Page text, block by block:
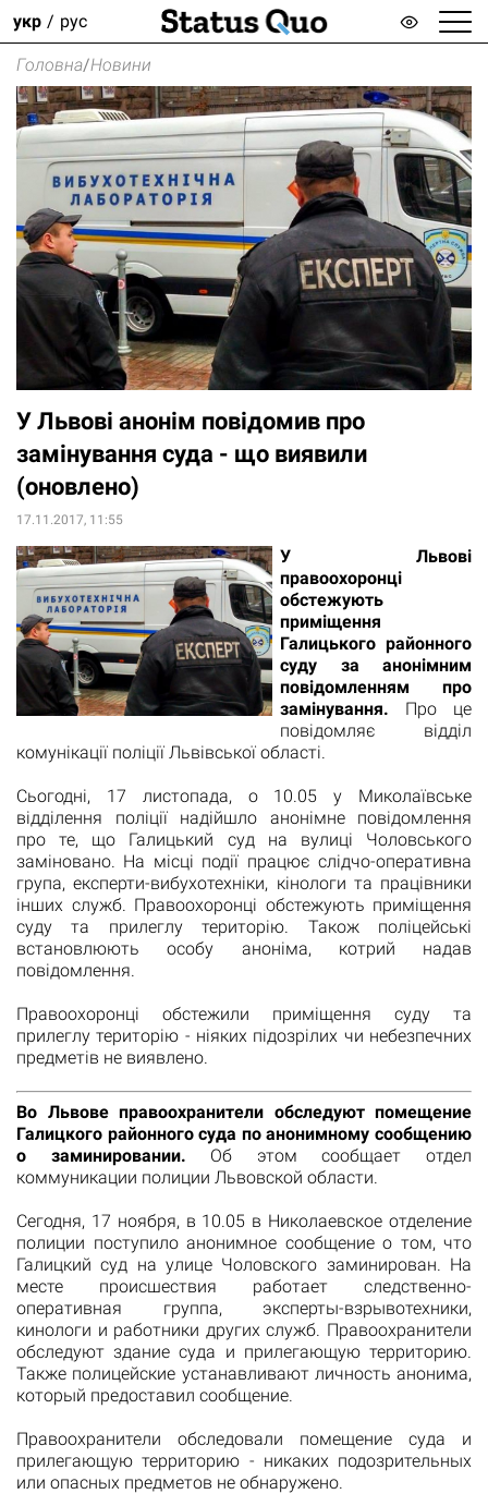
укр рус
Головна/Новини
У Львові анонім повідомив про
замінування суда - що виявили
(оновлено)
17.11.2017, 11:55
У Львові
правоохоронці
обстежують
приміщення
Галицького районного
суду за анонімним
повідомленням про
замінування. Про це
повідомляє відділ
комунікації поліції Львівської області.
Сьогодні, 17 листопада, о 10.05 у Миколаївське
відділення поліції надійшло анонімне повідомлення
про те, що Галицький суд на вулиці Чоловського
заміновано. На місці події працює слідчо-оперативна
група, експерти-вибухотехніки, кінологи та працівники
інших служб. Правоохоронці обстежують приміщення
суду та прилеглу територію. Також поліцейські
встановлюють особу аноніма, котрий надав
повідомлення.
Правоохоронці обстежили приміщення суду та
прилеглу територію - ніяких підозрілих чи небезпечних
предметів не виявлено.
Во Львове правоохранители обследуют помещение
Галицкого районного суда по анонимному сообщению
о заминировании. Об этом сообщает отдел
коммуникации полиции Львовской области.
Сегодня, 17 ноября, в 10.05 в Николаевское отделение
полиции поступило анонимное сообщение о том, что
Галицкий суд на улице Чоловского заминирован. На
месте происшествия работает следственно-
оперативная группа, эксперты-взрывотехники,
кинологи и работники других служб. Правоохранители
обследуют здание суда и прилегающую территорию.
Также полицейские устанавливают личность анонима,
который предоставил сообщение.
Правоохранители обследовали помещение суда и
прилегающую территорию - никаких подозрительных
или опасных предметов не обнаружено.